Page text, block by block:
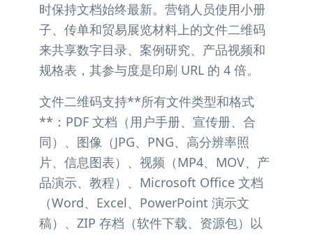
时保持文档始终最新。营销人员使用小册
子、传单和贸易展览材料上的文件二维码
来共享数字目录、案例研究、产品视频和
规格表，其参与度是印刷 URL 的 4 倍。
文件二维码支持**所有文件类型和格式
**：PDF 文档（用户手册、宣传册、合
同）、图像（JPG、PNG、高分辨率照
片、信息图表）、视频（MP4、MOV、产
品演示、教程）、Microsoft Office 文档
（Word、Excel、PowerPoint 演示文
稿）、ZIP 存档（软件下载、资源包）以